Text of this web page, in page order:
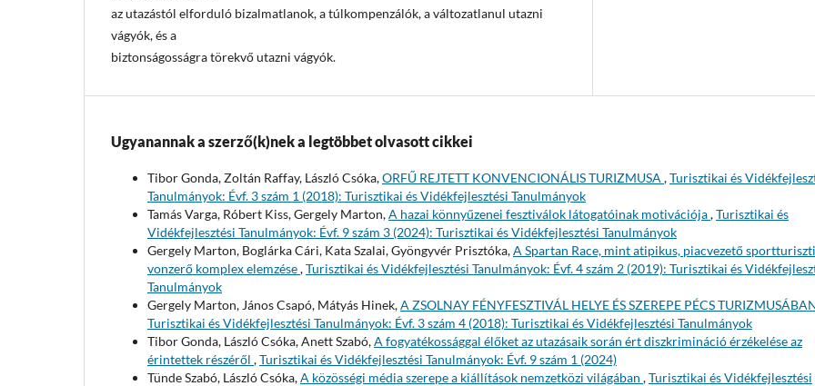
az utazástól elforduló bizalmatlanok, a túlkompenzálók, a változatlanul utazni
vágyók, és a
biztonságosságra törekvő utazni vágyók.
Ugyanannak a szerző(k)nek a legtöbbet olvasott cikkei
Tibor Gonda, Zoltán Raffay, László Csóka,ORFŰ REJTETT KONVENCIONÁLIS TURIZMUSA ,Turisztikai és
Tanulmányok: Évf. 3 szám 1 (2018): Turisztikai és Vidékfejlesztési Tanulmányok
Tamás Varga, Róbert Kiss, Gergely Marton,A hazai könnyűzenei fesztiválok látogatóinak motivációja,Turisztikai és
Vidékfejlesztési Tanulmányok: Évf. 9 szám 3 (2024): Turisztikai és Vidékfejlesztési Tanulmányok
Gergely Marton, Boglárka Cári, Kata Szalai, Gyöngyvér Prisztóka,A Spartan Race, mint atipikus, piacvezető
vonzerő komplex elemzése,Turisztikai és Vidékfejlesztési Tanulmányok: Évf. 4 szám 2 (2019): Turisztikai és
Tanulmányok
Gergely Marton, János Csapó, Mátyás Hinek,A ZSOLNAY FÉNYFESZTIVÁL HELYE ÉS SZEREPE PÉCS
Turisztikai és Vidékfejlesztési Tanulmányok: Évf. 3 szám 4 (2018): Turisztikai és Vidékfejlesztési Tanulmányok
Tibor Gonda, László Csóka, Anett Szabó,A fogyatékossággal élőket az utazásaik során ért diszkrimináció érzékelése az
érintettek részéről ,Turisztikai és Vidékfejlesztési Tanulmányok: Évf. 9 szám 1 (2024)
Tünde Szabó, László Csóka,A közösségi média szerepe a kiállítások nemzetközi világában ,Turisztikai és Vidékfejlesztési